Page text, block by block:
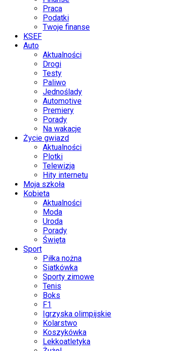
Praca
Podatki
Twoje finanse
KSEF
Auto
Aktualności
Drogi
Testy
Paliwo
Jednoślady
Automotive
Premiery
Porady
Na wakacje
Życie gwiazd
Aktualności
Plotki
Telewizja
Hity internetu
Moja szkoła
Kobieta
Aktualności
Moda
Uroda
Porady
Święta
Sport
Piłka nożna
Siatkówka
Sporty zimowe
Tenis
Boks
F1
Igrzyska olimpijskie
Kolarstwo
Koszykówka
Lekkoatletyka